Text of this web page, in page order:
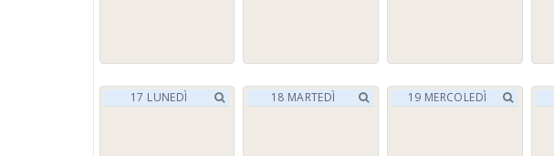
17 LUNEDÌ 18 MARTEDÌ 19 MERCOLEDÌ